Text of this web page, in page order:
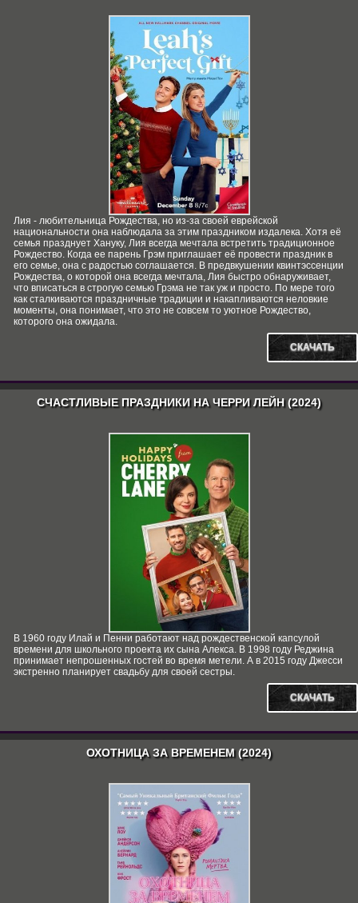
Лия - любительница Рождества, но из-за своей еврейской
национальности она наблюдала за этим праздником издалека. Хотя её
семья празднует Хануку, Лия всегда мечтала встретить традиционное
Рождество. Когда ее парень Грэм приглашает её провести праздник в
его семье, она с радостью соглашается. В предвкушении квинтэссенции
Рождества, о которой она всегда мечтала, Лия быстро обнаруживает,
что вписаться в строгую семью Грэма не так уж и просто. По мере того
как сталкиваются праздничные традиции и накапливаются неловкие
моменты, она понимает, что это не совсем то уютное Рождество,
которого она ожидала.
СКАЧАТЬ
СЧАСТЛИВЫЕ ПРАЗДНИКИ НА ЧЕРРИ ЛЕЙН (2024)
В 1960 году Илай и Пенни работают над рождественской капсулой
времени для школьного проекта их сына Алекса. В 1998 году Реджина
принимает непрошенных гостей во время метели. А в 2015 году Джесси
экстренно планирует свадьбу для своей сестры.
СКАЧАТЬ
ОХОТНИЦА ЗА ВРЕМЕНЕМ (2024)